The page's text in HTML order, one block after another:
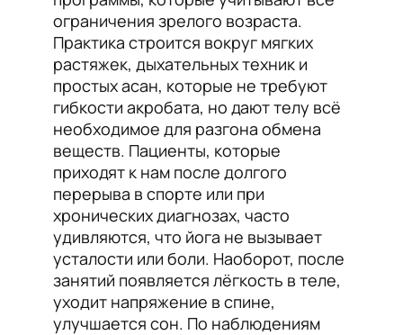
ограничения зрелого возраста.
Практика строится вокруг мягких
растяжек, дыхательных техник и
простых асан, которые не требуют
гибкости акробата, но дают телу всё
необходимое для разгона обмена
веществ. Пациенты, которые
приходят к нам после долгого
перерыва в спорте или при
хронических диагнозах, часто
удивляются, что йога не вызывает
усталости или боли. Наоборот, после
занятий появляется лёгкость в теле,
уходит напряжение в спине,
улучшается сон. По наблюдениям